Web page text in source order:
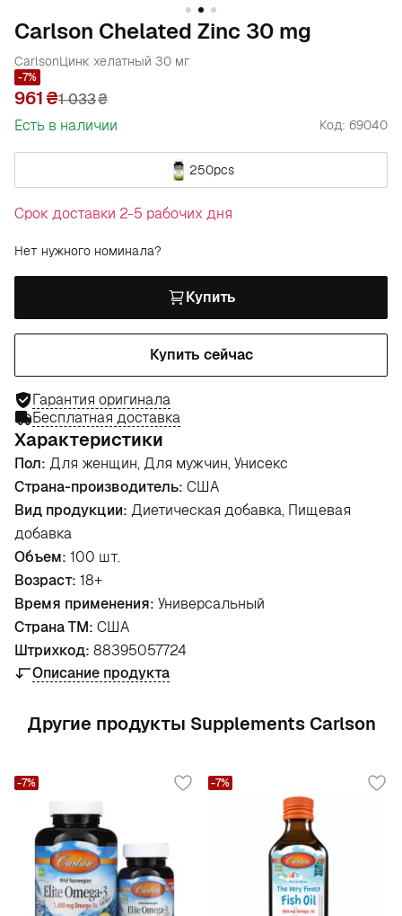
Carlson Chelated Zinc 30 mg
CarlsonЦинк хелатный 30 мг
-7%
961 1 033₴
Есть в наличии
Код: 69040
250pcs
Срок доставки 2-5 рабочих дня
Нет нужного номинала?
Купить
Купить сейчас
Гарантия оригинала
Бесплатная доставка
Характеристики
Пол: Для женщин, Для мужчин, Унисекс
Страна-производитель: США
Вид продукции: Диетическая добавка, Пищевая
добавка
Объем: 100 шт.
Возраст: 18+
Время применения: Универсальный
Страна ТМ: США
Штрихкод: 88395057724
Описание продукта
Другие продукты Supplements Carlson
-7% -7%